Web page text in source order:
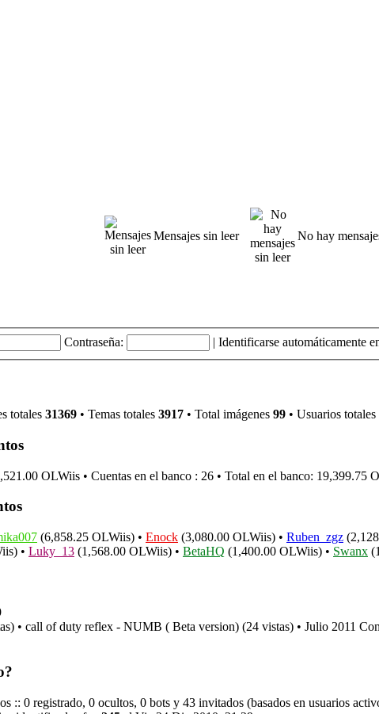
Mensajes sin leer No hay
Contraseña: | Identificarse automáticamente
totales 31369 • Temas totales 3917 • Total imágenes 99 • Usuarios totales
OLWiis • Cuentas en el banco : 26 • Total en el banco:
(6,858.25 OLWiis) • Enock (3,080.00 OLWiis) • Ruben_zgz
• Luky_13 (1,568.00 OLWiis) • BetaHQ (1,400.00 OLWiis) • Swanx
• call of duty reflex - NUMB ( Beta version) (24 vistas) • Julio 2011
:: 0 registrado, 0 ocultos, 0 bots y 43 invitados (basados en usuarios